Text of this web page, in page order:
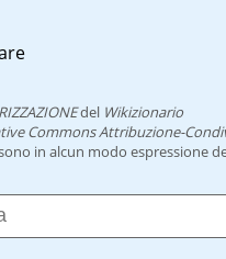
del Wikizionario
Commons Attribuzione-
in alcun modo espressione